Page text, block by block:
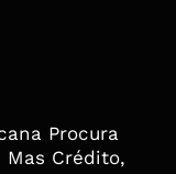
Procura
Mas Crédito,